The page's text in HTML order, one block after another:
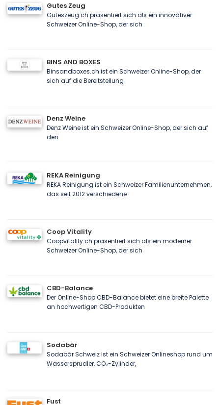
Gutes Zeug
Guteszeug.ch präsentiert sich als ein innovativer
Schweizer Online-Shop, der sich
BINS AND BOXES
Binsandboxes.ch ist ein Schweizer Online-Shop, der
sich auf die Bereitstellung
Denz Weine
Denz Weine ist ein Schweizer Online-Shop, der sich auf
den
REKA Reinigung
REKA Reinigung ist ein Schweizer Familienunternehmen,
das seit 2012 verschiedene
Coop Vitality
Coopvitality.ch präsentiert sich als ein moderner
Schweizer Online-Shop, der sich
CBD-Balance
Der Online-Shop CBD-Balance bietet eine breite Palette
an hochwertigen CBD-Produkten
Sodabär
Sodabär Schweiz ist ein Schweizer Onlineshop rund um
Wassersprudler, CO₂-Zylinder,
Fust